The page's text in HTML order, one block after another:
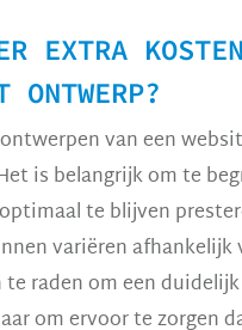
EXTRA KOSTEN
ONTWERP?
van een
is belangrijk om te
te blijven
variëren
te raden om een
om ervoor te zorgen